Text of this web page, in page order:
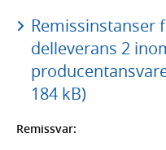
Remissinstanser
delleverans 2
184 kB)
Remissvar: